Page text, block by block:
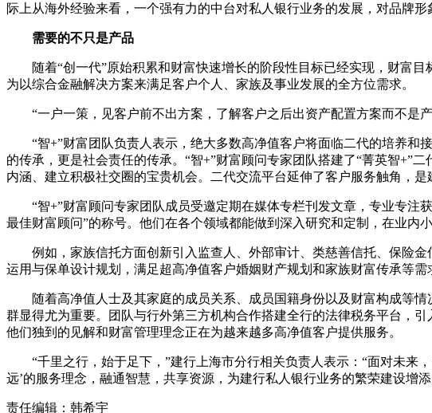
际上从海外经验来看，一个强有力的中台对私人银行业务的发展，对品牌
需要的不只是产品
随着“创一代”原始积累和财富快速增长的阶段性目标已经实现，财富目
为以综合金融解决方案来满足客户个人、家族及事业发展的全方位需求。
“一户一策，见客户前不出方案，了解客户之后出资产配置方案而不是
“智+”财富团队负责人表示，绝大多数高净值客户将面临二代的培养和
的传承，更是社会责任的传承。“智+”财富顾问专家团队搭建了“菁英智+”
内涵、建立积极社交圈的宝贵机会。二代交流平台延伸了客户服务触角，是
“智+”财富顾问专家团队成员受邀定期在媒体专栏刊发文章，专业专注
最佳财富顾问”的称号。他们在各个领域都能做到深入研究和定制，在业内小
例如，家族信托方面创新引入监查人、外部审计、类慈善信托、保险金
运用与保单设计规划，满足超高净值客户婚姻财产规划和家族财富传承等
随着高净值人士及其家庭的成员关系、成员国籍身份以及财富构成等情
群显得尤为重要。团队与行外第三方机构合作搭建全行的法律税务平台，
他们独到的见解和财富管理理念正在为越来越多高净值客户提供服务。
“千里之行，始于足下，”建行上海市分行相关负责人表示：“面对未来，
远’的服务理念，融通智慧，共享资源，为建行私人银行业务的繁荣建设
责任编辑：韩希宇